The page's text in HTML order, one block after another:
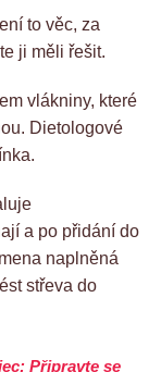
to věc, za
ji měli řešit.
vlákniny, které
Dietologové
a po přidání do
naplněná
střeva do
Připravte se